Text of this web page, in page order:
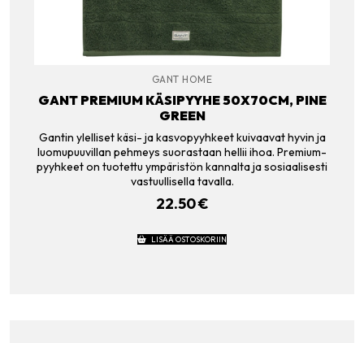
GANT HOME
GANT PREMIUM KÄSIPYYHE 50X70CM, PINE
GREEN
Gantin ylelliset käsi- ja kasvopyyhkeet kuivaavat hyvin ja
luomupuuvillan pehmeys suorastaan hellii ihoa. Premium-
pyyhkeet on tuotettu ympäristön kannalta ja sosiaalisesti
vastuullisella tavalla.
22.50€
LISÄÄ OSTOSKORIIN